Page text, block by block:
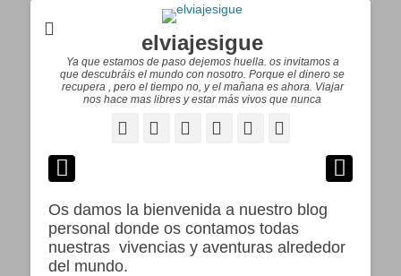
elviajesigue
Ya que estamos de paso dejemos huella. os invitamos a
que descubráis el mundo con nosotro. Porque el dinero se
recupera , pero el tiempo no, y el mañana es ahora. Viajar
nos hace mas libres y estar más vivos que nunca
Facebook
CorreoWordPress
PinterestYouTube
Os damos la bienvenida a nuestro blog
personal donde os contamos todas
nuestras vivencias y aventuras alrededor
del mundo.